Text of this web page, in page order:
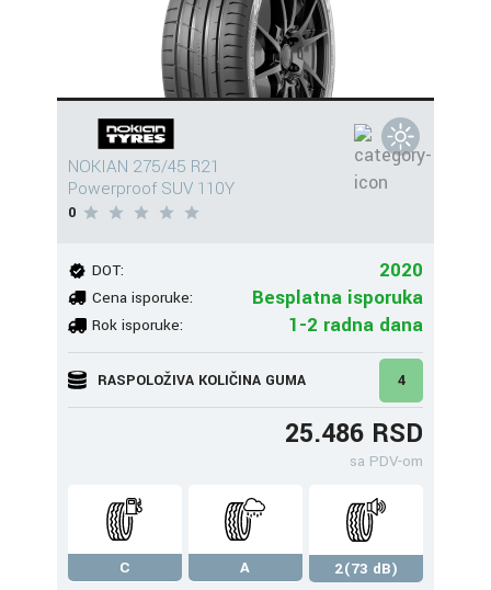
NOKIAN 275/45 R21
Powerproof SUV 110Y
0
DOT: 2020
Cena isporuke: Besplatna isporuka
Rok isporuke: 1-2 radna dana
RASPOLOŽIVA KOLIČINA GUMA 4
25.486 RSD
sa PDV-om
C A
2(73 dB)